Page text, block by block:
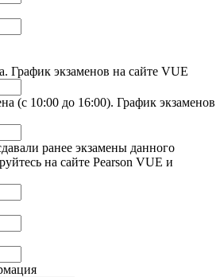
График экзаменов на сайте VUE
(с 10:00 до 16:00). График экзаменов
ранее экзамены данного
на сайте Pearson VUE и